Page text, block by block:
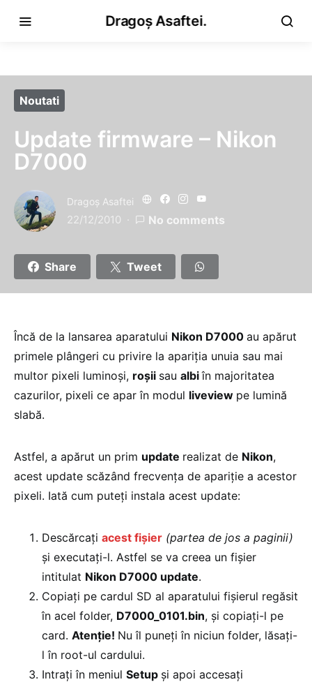
Dragoș Asaftei.
Noutati
Update firmware – Nikon
D7000
Dragoş Asaftei
22/12/2010 No comments
Share Tweet
Încă de la lansarea aparatului Nikon D7000 au apărut
primele plângeri cu privire la apariţia unuia sau mai
multor pixeli luminoşi, roşii sau albiîn majoritatea
cazurilor, pixeli ce apar în modul liveview pe lumină
slabă.
Astfel, a apărut un prim update realizat de Nikon,
acest update scăzând frecvenţa de apariţie a acestor
pixeli. Iată cum puteţi instala acest update:
Descărcaţi acest fişier (partea de jos a paginii)
şi executaţi-l. Astfel se va creea un fişier
intitulat Nikon D7000 update.
Copiaţi pe cardul SD al aparatului fişierul regăsit
în acel folder, D7000_0101.bin, şi copiaţi-l pe
card. Atenţie! Nu îl puneţi în niciun folder, lăsaţi-
l în root-ul cardului.
Intraţi în meniul Setup şi apoi accesaţi